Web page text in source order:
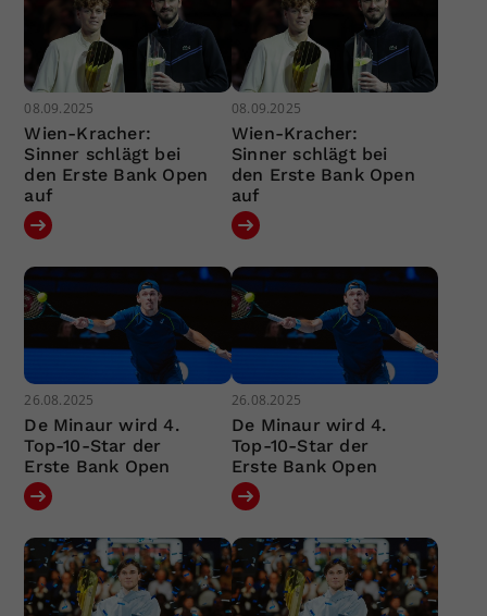
08.09.2025
Wien-Kracher:
Sinner schlägt bei
den Erste Bank Open
auf
08.09.2025
Wien-Kracher:
Sinner schlägt bei
den Erste Bank Open
auf
26.08.2025
De Minaur wird 4.
Top-10-Star der
Erste Bank Open
26.08.2025
De Minaur wird 4.
Top-10-Star der
Erste Bank Open